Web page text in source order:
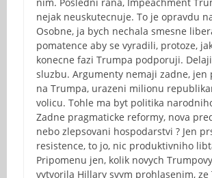
nim. Posledni rana, Impeachment
nejak neuskutecnuje. To je opravdu
Osobne, ja bych nechala smesne
pomatence aby se vyradili, protoze,
konecne fazi Trumpa podporuji.
sluzbu. Argumenty nemaji zadne, jen
na Trumpa, urazeni milionu
volicu. Tohle ma byt politika
Zadne pragmaticke reformy, nova
nebo zlepsovani hospodarstvi ? Jen
resistence, to jo, nic produktivniho
Pripomenu jen, kolik novych
vytvorila Hillary svym prohlasenim, ze